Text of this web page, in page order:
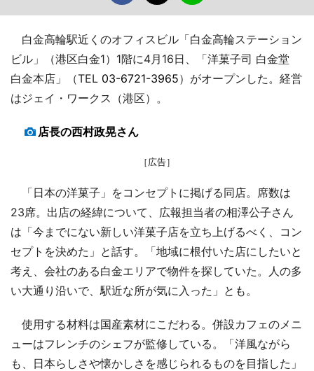
白金高輪駅近くのオフィスビル「白金高輪ステーション
ビル」（港区白金1）1階に4月16日、「洋菓子司 白金堂
白金本店」（TEL 03-6721-3965）がオープンした。経営
はジェイ・ワークス（港区）。
店長の西村政晃さん
［広告］
「日本の洋菓子」をコンセプトに掲げる同店。席数は
23席。出店の経緯について、広報担当者の相澤公子さん
は「今までにない新しい洋菓子店を立ち上げるべく、コン
セプトを決めた」と話す。「地域に根付いた店にしたいと
考え、会社のある白金エリアで物件を探していた。人の多
い大通り沿いで、駅近な所が気に入った」とも。
使用する材料は国産素材にこだわる。併設カフェのメニ
ューはフレンチのシェフが監修している。「洋風ながら
も、日本らしさや懐かしさを感じられるものを目指した」